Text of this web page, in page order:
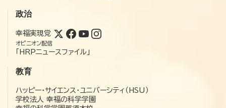
政治
幸福実現党
オピニオン配信
「HRPニュースファイル」
教育
ハッピー・サイエンス・ユニバーシティ（HSU）
学校法人 幸福の科学学園